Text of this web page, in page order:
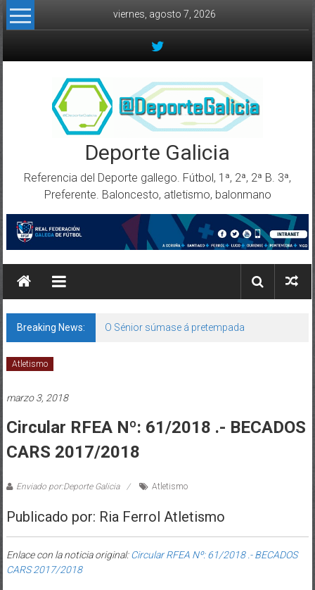
Skip to content
viernes, agosto 7, 2026
Deporte Galicia
Referencia del Deporte gallego. Fútbol, 1ª, 2ª, 2ª B. 3ª,
Preferente. Baloncesto, atletismo, balonmano
Breaking News: O Sénior súmase á pretempada
Atletismo
marzo 3, 2018
Circular RFEA Nº: 61/2018 .- BECADOS
CARS 2017/2018
Enviado por:Deporte Galicia Atletismo
Publicado por: Ria Ferrol Atletismo
Enlace con la noticia original:Circular RFEA Nº: 61/2018 .- BECADOS
CARS 2017/2018